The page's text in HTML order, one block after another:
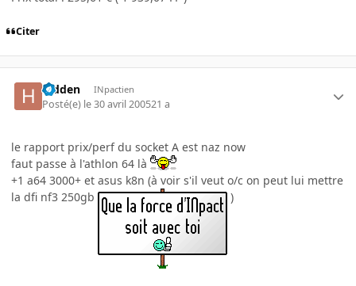
Citer
hidden INpactien
Posté(e) le 30 avril 200521 a
le rapport prix/perf du socket A est naz now
faut passe à l'athlon 64 là
+1 a64 3000+ et asus k8n (à voir s'il veut o/c on peut lui mettre
la dfi nf3 250gb
)